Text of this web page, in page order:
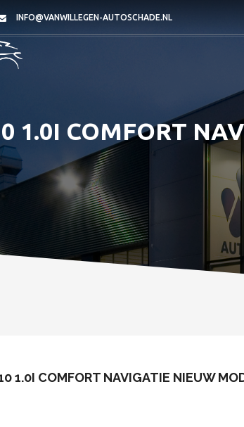
INFO@VANWILLEGEN-AUTOSCHADE.NL
1.0I COMFORT
1.0I COMFORT NAVIGATIE NIEUW